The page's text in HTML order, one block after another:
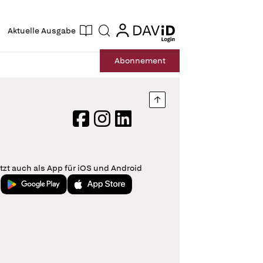
Aktuelle Ausgabe Suche login
login
Abonnement
Nach oben springen
FacebookInstagram
LinkedIn
auch als App für iOS und Android
Jetzt bei Google PlayLaden im App Store